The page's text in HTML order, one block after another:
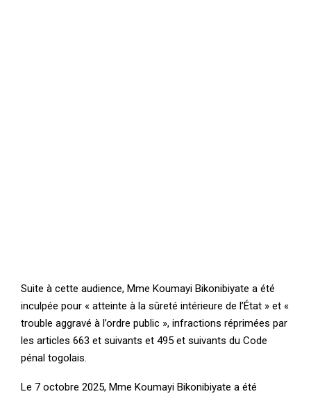
Suite à cette audience, Mme Koumayi Bikonibiyate a été
inculpée pour « atteinte à la sûreté intérieure de l’État » et «
trouble aggravé à l’ordre public », infractions réprimées par
les articles 663 et suivants et 495 et suivants du Code
pénal togolais.
Le 7 octobre 2025, Mme Koumayi Bikonibiyate a été